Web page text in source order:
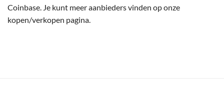
Coinbase. Je kunt meer aanbieders vinden op onze
kopen/verkopen pagina.